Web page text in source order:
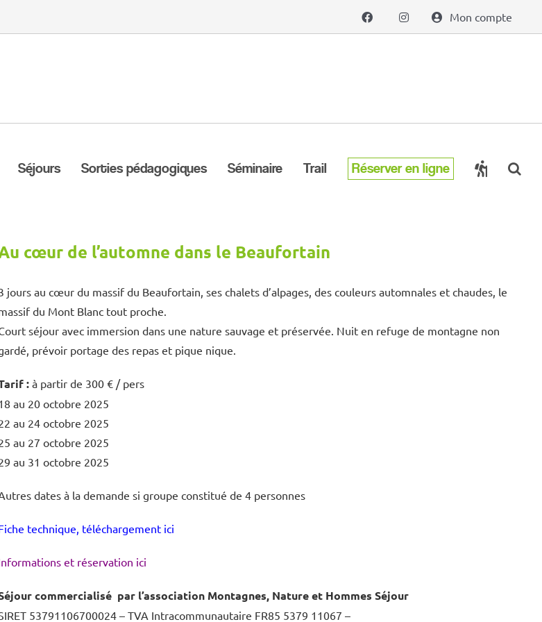
Mon compte
Séjours Sorties pédagogiques Séminaire Trail Réserver en ligne
cœur de l’automne dans le Beaufortain
jours au cœur du massif du Beaufortain, ses chalets d’alpages, des couleurs automnales et chaudes, le
du Mont Blanc tout proche.
séjour avec immersion dans une nature sauvage et préservée. Nuit en refuge de montagne non
prévoir portage des repas et pique nique.
: à partir de 300 € / pers
au 20 octobre 2025
au 24 octobre 2025
au 27 octobre 2025
au 31 octobre 2025
dates à la demande si groupe constitué de 4 personnes
technique, téléchargement ici
et réservation ici
commercialisé par l’association Montagnes, Nature et Hommes Séjour
53791106700024 – TVA Intracommunautaire FR85 5379 11067 –